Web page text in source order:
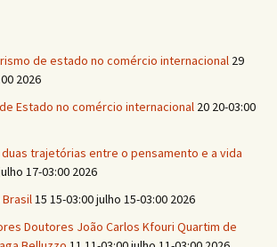
de estado no comércio internacional 29
2026
Estado no comércio internacional 20 20-03:00
trajetórias entre o pensamento e a vida
17-03:00 2026
15 15-03:00 julho 15-03:00 2026
Doutores João Carlos Kfouri Quartim de